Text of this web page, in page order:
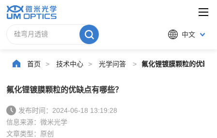
中文
首页 > 技术中心 > 光学问答 > 氟化锂镀膜颗粒的优缺
氟化锂镀膜颗粒的优缺点有哪些？
发布时间：2024-06-18 13:19:28
信息来源：微米光学
文章类型：原创